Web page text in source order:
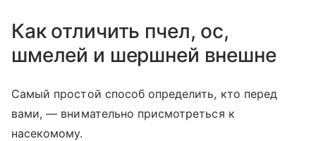
Как отличить пчел, ос,
шмелей и шершней внешне
Самый простой способ определить, кто перед
вами, — внимательно присмотреться к
насекомому.